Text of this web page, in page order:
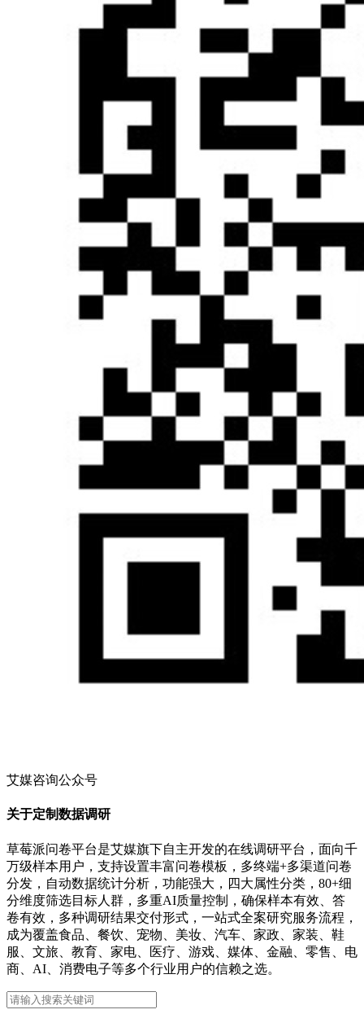
艾媒咨询公众号
关于定制数据调研
草莓派问卷平台是艾媒旗下自主开发的在线调研平台，面向千
万级样本用户，支持设置丰富问卷模板，多终端+多渠道问卷
分发，自动数据统计分析，功能强大，四大属性分类，80+细
分维度筛选目标人群，多重AI质量控制，确保样本有效、答
卷有效，多种调研结果交付形式，一站式全案研究服务流程，
成为覆盖食品、餐饮、宠物、美妆、汽车、家政、家装、鞋
服、文旅、教育、家电、医疗、游戏、媒体、金融、零售、电
商、AI、消费电子等多个行业用户的信赖之选。